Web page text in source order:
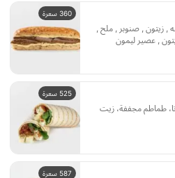
360 سعرة
, زيتون , صنوبر , ملح ,
, عصير ليمون
525 سعرة
طماطم مجففة، زيت
587 سعرة